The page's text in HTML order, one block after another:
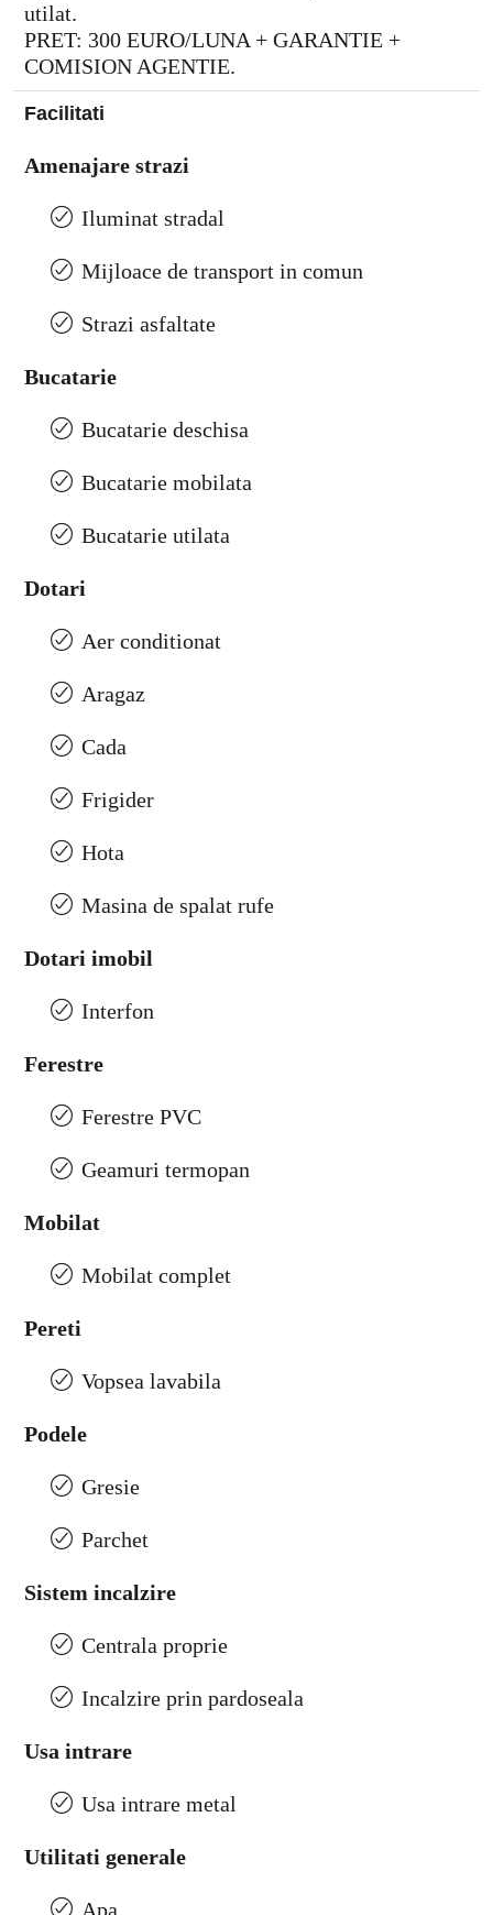
utilat.
PRET: 300 EURO/LUNA + GARANTIE +
COMISION AGENTIE.
Facilitati
Amenajare strazi
Iluminat stradal
Mijloace de transport in comun
Strazi asfaltate
Bucatarie
Bucatarie deschisa
Bucatarie mobilata
Bucatarie utilata
Dotari
Aer conditionat
Aragaz
Cada
Frigider
Hota
Masina de spalat rufe
Dotari imobil
Interfon
Ferestre
Ferestre PVC
Geamuri termopan
Mobilat
Mobilat complet
Pereti
Vopsea lavabila
Podele
Gresie
Parchet
Sistem incalzire
Centrala proprie
Incalzire prin pardoseala
Usa intrare
Usa intrare metal
Utilitati generale
Apa